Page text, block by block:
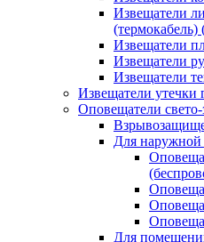
Извещатели
(термокабель)
Извещатели
Извещатели
Извещатели
Извещатели утечки
Оповещатели свето-
Для наружной
Для